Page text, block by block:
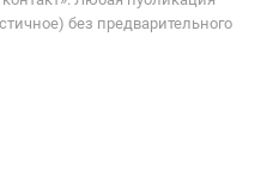
без предварительного